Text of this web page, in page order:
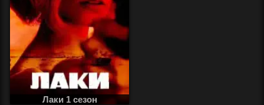
Лаки 1 сезон